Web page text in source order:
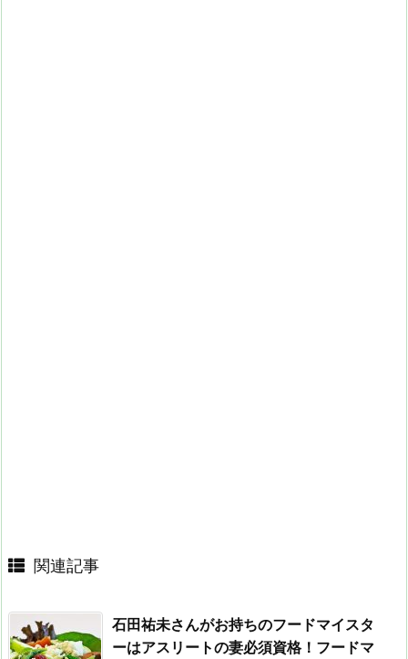
関連記事
石田祐未さんがお持ちのフードマイスタ
ーはアスリートの妻必須資格！フードマ